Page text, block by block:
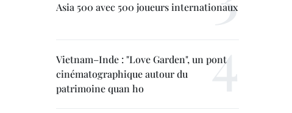
Asia 500 avec 500 joueurs internationaux
Vietnam–Inde : "Love Garden", un pont
cinématographique autour du
patrimoine quan ho